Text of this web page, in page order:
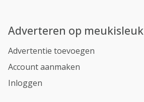
Adverteren op meukisleuk
Advertentie toevoegen
Account aanmaken
Inloggen